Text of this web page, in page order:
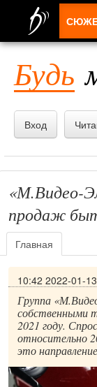
Будь
Вход
«М.Видео-
продаж
Главная
10:42 2022-01-13
Группа
собственными
2021 году.
относительно
это
ПРИЛОЖЕНИЯ